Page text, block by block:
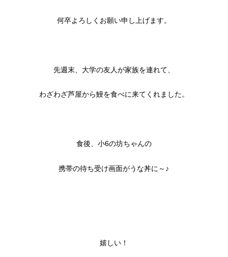
何卒よろしくお願い申し上げます。
先週末、大学の友人が家族を連れて、
わざわざ芦屋から鰻を食べに来てくれました。
食後、小6の坊ちゃんの
携帯の待ち受け画面がうな丼に～♪
嬉しい！